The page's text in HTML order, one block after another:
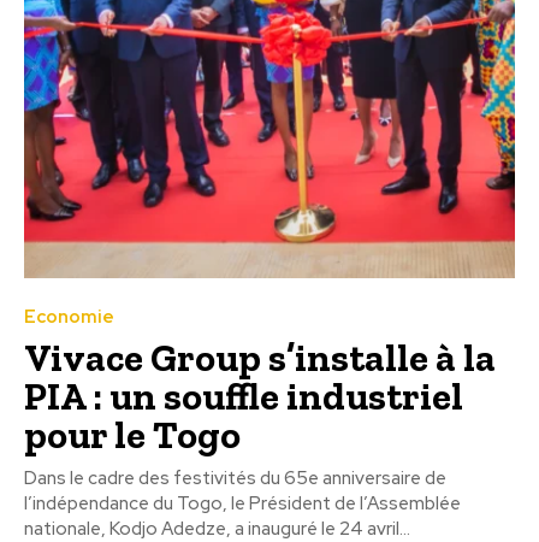
Economie
Vivace Group s’installe à la
PIA : un souffle industriel
pour le Togo
Dans le cadre des festivités du 65e anniversaire de
l’indépendance du Togo, le Président de l’Assemblée
nationale, Kodjo Adedze, a inauguré le 24 avril...